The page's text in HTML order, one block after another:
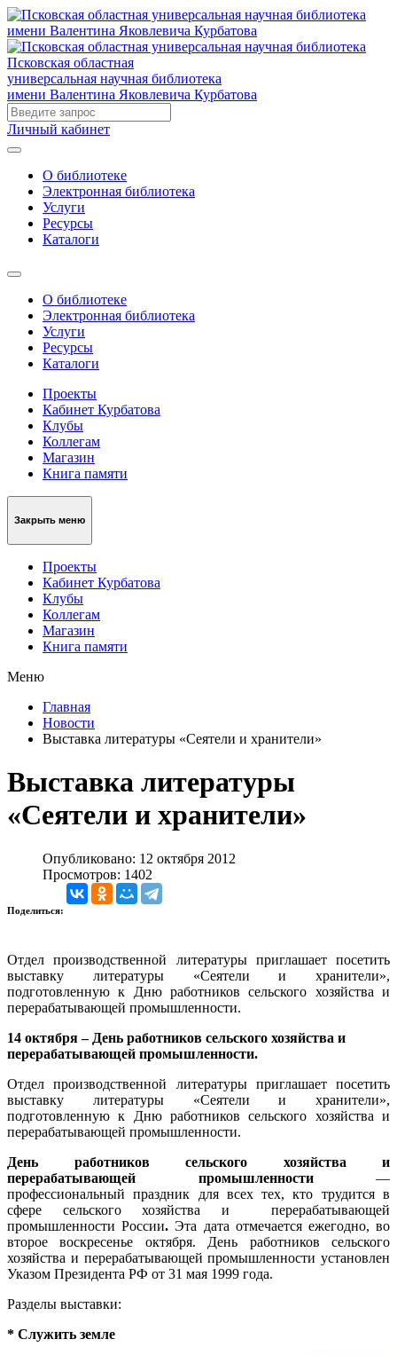
Псковская областная
универсальная научная библиотека
имени Валентина Яковлевича Курбатова
Личный кабинет
О библиотеке
Электронная библиотека
Услуги
Ресурсы
Каталоги
О библиотеке
Электронная библиотека
Услуги
Ресурсы
Каталоги
Проекты
Кабинет Курбатова
Клубы
Коллегам
Магазин
Книга памяти
Закрыть меню
Проекты
Кабинет Курбатова
Клубы
Коллегам
Магазин
Книга памяти
Меню
Главная
Новости
Выставка литературы «Сеятели и хранители»
Выставка литературы
«Сеятели и хранители»
Опубликовано: 12 октября 2012
Просмотров: 1402
Поделиться:
Отдел производственной литературы приглашает посетить
выставку литературы «Сеятели и хранители»,
подготовленную к Дню работников сельского хозяйства и
перерабатывающей промышленности.
14 октября – День работников сельского хозяйства и
перерабатывающей промышленности.
Отдел производственной литературы приглашает посетить
выставку литературы «Сеятели и хранители»,
подготовленную к Дню работников сельского хозяйства и
перерабатывающей промышленности.
День работников сельского хозяйства и
перерабатывающей промышленности—
профессиональный праздник для всех тех, кто трудится в
сфере сельского хозяйства и перерабатывающей
промышленности России.Эта дата отмечается ежегодно, во
второе
воскресенье октября. День работников сельского
хозяйства и перерабатывающей промышленности установлен
Указом Президента РФ от 31 мая 1999 года.
Разделы выставки:
* Служить земле